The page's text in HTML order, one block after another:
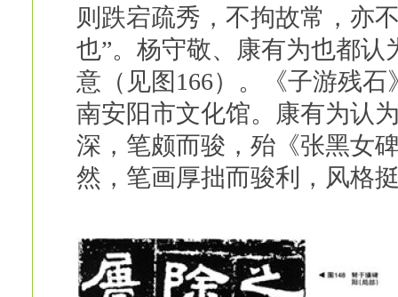
则跌宕疏秀，不拘故常，亦
也”。杨守敬、康有为也都
意（见图166）。《子游残
南安阳市文化馆。康有为认
深，笔颇而骏，殆《张黑女
然，笔画厚拙而骏利，风格